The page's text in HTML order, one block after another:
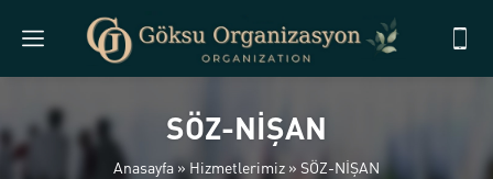
SÖZ-NİŞAN
Anasayfa »Hizmetlerimiz » SÖZ-NİŞAN